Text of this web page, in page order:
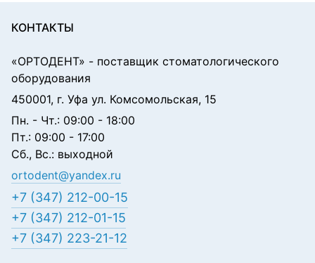
КОНТАКТЫ
«ОРТОДЕНТ» - поставщик стоматологического
оборудования
450001, г. Уфа ул. Комсомольская, 15
Пн. - Чт.: 09:00 - 18:00
Пт.: 09:00 - 17:00
Сб., Вс.: выходной
ortodent@yandex.ru
+7 (347) 212-00-15
+7 (347) 212-01-15
+7 (347) 223-21-12